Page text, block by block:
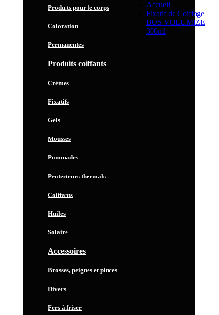
Produits pour le corps
Coloration
Permanentes
Produits coiffants
Crèmes
Fixatifs
Gels
Mousses
Pommades
Protecteurs thermals
Coiffants
Huiles
Solaire
Accessoires
Brosses, peignes et pinces
Divers
Fers à friser
Accueil
Fixatif de Coiffage
BOS VOLUMIZE
300ml